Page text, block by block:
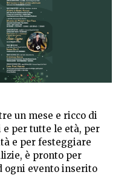
un mese e ricco di
per tutte le età, per
e per festeggiare
è pronto per
ogni evento inserito